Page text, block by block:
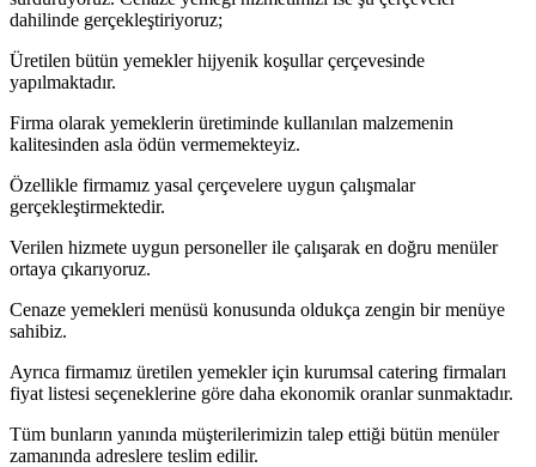
dahilinde gerçekleştiriyoruz;
Üretilen bütün yemekler hijyenik koşullar çerçevesinde
yapılmaktadır.
Firma olarak yemeklerin üretiminde kullanılan malzemenin
kalitesinden asla ödün vermemekteyiz.
Özellikle firmamız yasal çerçevelere uygun çalışmalar
gerçekleştirmektedir.
Verilen hizmete uygun personeller ile çalışarak en doğru menüler
ortaya çıkarıyoruz.
Cenaze yemekleri menüsü konusunda oldukça zengin bir menüye
sahibiz.
Ayrıca firmamız üretilen yemekler için kurumsal catering firmaları
fiyat listesi seçeneklerine göre daha ekonomik oranlar sunmaktadır.
Tüm bunların yanında müşterilerimizin talep ettiği bütün menüler
zamanında adreslere teslim edilir.